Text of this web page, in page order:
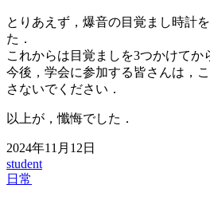
とりあえず，爆音の目覚まし時計
た．
これからは目覚ましを3つかけてか
今後，学会に参加する皆さんは，
さないでください．
以上が，懺悔でした．
2024年11月12日
student
日常